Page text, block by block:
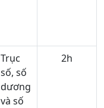
Trục
số, số
dương
và số
2h